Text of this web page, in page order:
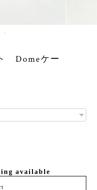
Domeケー
available